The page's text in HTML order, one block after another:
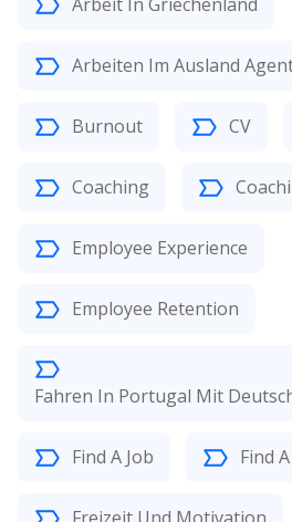
Arbeiten Im Ausland
Burnout CV
Coaching
Employee Experience
Employee Retention
Fahren In Portugal Mit
Find A Job Find